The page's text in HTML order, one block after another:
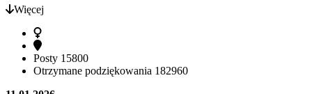
Więcej
Posty 15800
Otrzymane podziękowania 182960